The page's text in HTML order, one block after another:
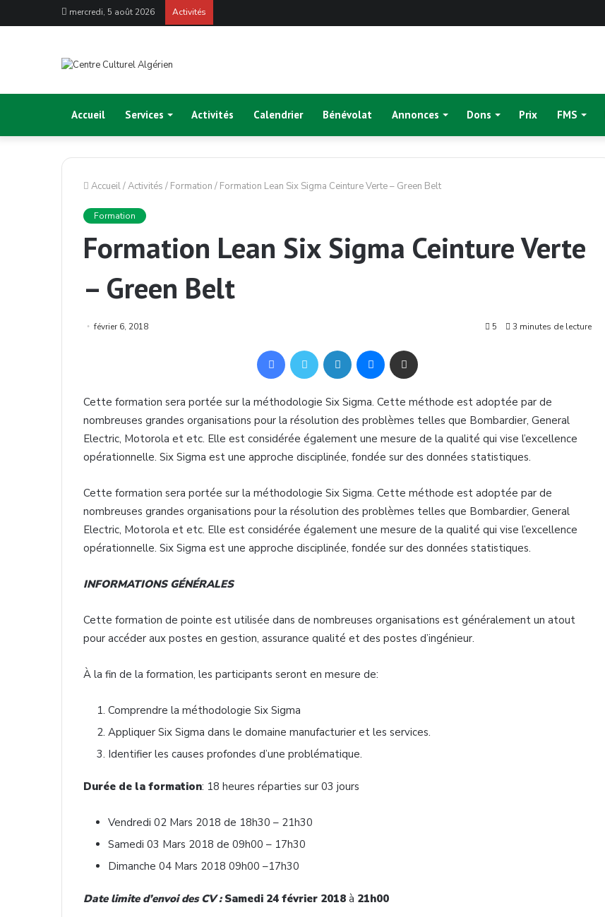
mercredi, 5 août 2026 Activités
Accueil Services Activités Calendrier Bénévolat Annonces Dons Prix FMS
Accueil/Activités / Formation / Formation Lean Six Sigma Ceinture Verte – Green Belt
Formation
Formation Lean Six Sigma Ceinture Verte
– Green Belt
février 6, 2018 5 3 minutes de lecture
Facebook Twitter Linkedin Messenger
Cette formation sera portée sur la méthodologie Six Sigma. Cette méthode est adoptée par de
nombreuses grandes organisations pour la résolution des problèmes telles que Bombardier, General
Electric, Motorola et etc. Elle est considérée également une mesure de la qualité qui vise l’excellence
opérationnelle. Six Sigma est une approche disciplinée, fondée sur des données statistiques.
Cette formation sera portée sur la méthodologie Six Sigma. Cette méthode est adoptée par de
nombreuses grandes organisations pour la résolution des problèmes telles que Bombardier, General
Electric, Motorola et etc. Elle est considérée également une mesure de la qualité qui vise l’excellence
opérationnelle. Six Sigma est une approche disciplinée, fondée sur des données statistiques.
INFORMATIONS GÉNÉRALES
Cette formation de pointe est utilisée dans de nombreuses organisations est généralement un atout
pour accéder aux postes en gestion, assurance qualité et des postes d’ingénieur.
À la fin de la formation, les participants seront en mesure de:
Comprendre la méthodologie Six Sigma
Appliquer Six Sigma dans le domaine manufacturier et les services.
Identifier les causes profondes d’une problématique.
Durée de la formation: 18 heures réparties sur 03 jours
Vendredi 02 Mars 2018 de 18h30 – 21h30
Samedi 03 Mars 2018 de 09h00 – 17h30
Dimanche 04 Mars 2018 09h00 –17h30
Date limite d’envoi des CV : Samedi 24 février 2018 à 21h00